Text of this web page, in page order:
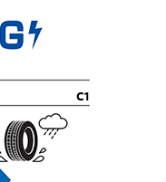
C1